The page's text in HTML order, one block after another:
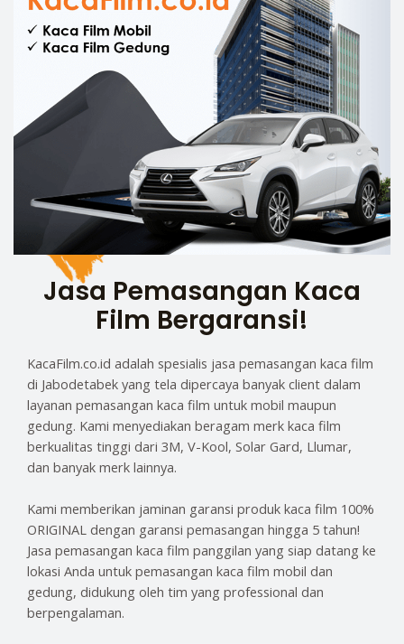
Jasa Pemasangan Kaca
Film Bergaransi!
KacaFilm.co.id adalah spesialis jasa pemasangan kaca film
di Jabodetabek yang tela dipercaya banyak client dalam
layanan pemasangan kaca film untuk mobil maupun
gedung. Kami menyediakan beragam merk kaca film
berkualitas tinggi dari 3M, V-Kool, Solar Gard, Llumar,
dan banyak merk lainnya.
Kami memberikan jaminan garansi produk kaca film 100%
ORIGINAL dengan garansi pemasangan hingga 5 tahun!
Jasa pemasangan kaca film panggilan yang siap datang ke
lokasi Anda untuk pemasangan kaca film mobil dan
gedung, didukung oleh tim yang professional dan
berpengalaman.